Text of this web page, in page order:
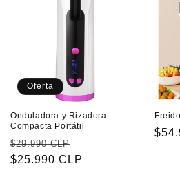
Oferta
Onduladora y Rizadora
Compacta Portátil
Precio
habitual
$29.990 CLP
de
$25.990 CLP